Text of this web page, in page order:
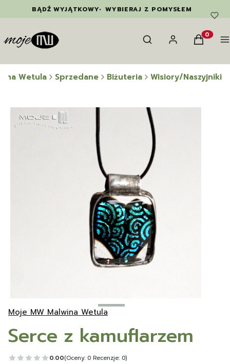
BĄDŹ WYJĄTKOWY• WYBIERAJ Z POMYSŁEM
Otwórz wyszukiwarkę
Szukaj Zaloguj sięKoszyk
Wetula Sprzedane Biżuteria Wisiory/Naszyjniki
Moje MW Malwina Wetula
Serce z kamuflarzem
0.00(Oceny: 0 Recenzje: 0)